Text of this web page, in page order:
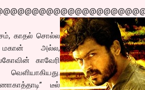
காதல் சொல்ல
அல்ல,
காவேரி
டீல்